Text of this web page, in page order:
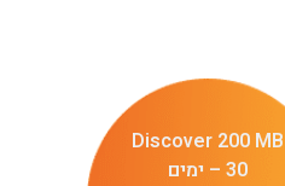
Discover 200 MB
– 30 ימים